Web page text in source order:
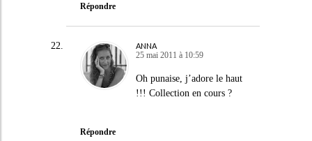
Répondre
ANNA
25 mai 2011 à 10:59
Oh punaise, j’adore le haut
!!! Collection en cours ?
Répondre